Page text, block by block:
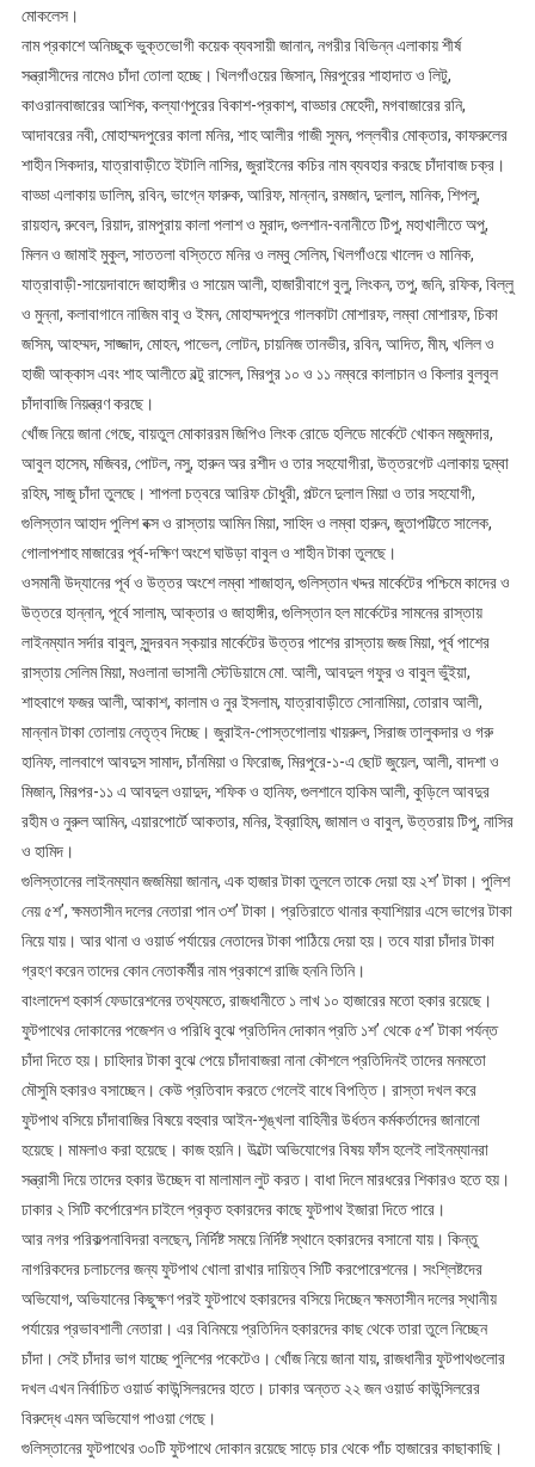
মোকলেস।
নাম প্রকাশে অনিচ্ছুক ভুক্তভোগী কয়েক ব্যবসায়ী জানান, নগরীর বিভিন্ন এলাকায় শীর্ষ
সন্ত্রাসীদের নামেও চাঁদা তোলা হচ্ছে। খিলগাঁওয়ের জিসান, মিরপুরের শাহাদাত ও লিটু,
কাওরানবাজারের আশিক, কল্যাণপুরের বিকাশ-প্রকাশ, বাড্ডার মেহেদী, মগবাজারের রনি,
আদাবরের নবী, মোহাম্মদপুরের কালা মনির, শাহ আলীর গাজী সুমন, পল্লবীর মোক্তার, কাফরুলের
শাহীন সিকদার, যাত্রাবাড়ীতে ইটালি নাসির, জুরাইনের কচির নাম ব্যবহার করছে চাঁদাবাজ চক্র।
বাড্ডা এলাকায় ডালিম, রবিন, ভাগ্নে ফারুক, আরিফ, মান্নান, রমজান, দুলাল, মানিক, শিপলু,
রায়হান, রুবেল, রিয়াদ, রামপুরায় কালা পলাশ ও মুরাদ, গুলশান-বনানীতে টিপু, মহাখালীতে অপু,
মিলন ও জামাই মুকুল, সাততলা বস্তিতে মনির ও লম্বু সেলিম, খিলগাঁওয়ে খালেদ ও মানিক,
যাত্রাবাড়ী-সায়েদাবাদে জাহাঙ্গীর ও সায়েম আলী, হাজারীবাগে বুলু, লিংকন, তপু, জনি, রফিক, বিল্লু
ও মুন্না, কলাবাগানে নাজিম বাবু ও ইমন, মোহাম্মদপুরে গালকাটা মোশারফ, লম্বা মোশারফ, চিকা
জসিম, আহম্মদ, সাজ্জাদ, মোহন, পাভেল, লোটন, চায়নিজ তানভীর, রবিন, আদিত, মীম, খলিল ও
হাজী আক্কাস এবং শাহ আলীতে বল্টু রাসেল, মিরপুর ১০ ও ১১ নম্বরে কালাচান ও কিলার বুলবুল
চাঁদাবাজি নিয়ন্ত্রণ করছে।
খোঁজ নিয়ে জানা গেছে, বায়তুল মোকাররম জিপিও লিংক রোডে হলিডে মার্কেটে খোকন মজুমদার,
আবুল হাসেম, মজিবর, পোটল, নসু, হারুন অর রশীদ ও তার সহযোগীরা, উত্তরগেট এলাকায় দুম্বা
রহিম, সাজু চাঁদা তুলছে। শাপলা চত্বরে আরিফ চৌধুরী, পল্টনে দুলাল মিয়া ও তার সহযোগী,
গুলিস্তান আহাদ পুলিশ বক্স ও রাস্তায় আমিন মিয়া, সাহিদ ও লম্বা হারুন, জুতাপট্টিতে সালেক,
গোলাপশাহ মাজারের পূর্ব-দক্ষিণ অংশে ঘাউড়া বাবুল ও শাহীন টাকা তুলছে।
ওসমানী উদ্যানের পূর্ব ও উত্তর অংশে লম্বা শাজাহান, গুলিস্তান খদ্দর মার্কেটের পশ্চিমে কাদের ও
উত্তরে হান্নান, পূর্বে সালাম, আক্তার ও জাহাঙ্গীর, গুলিস্তান হল মার্কেটের সামনের রাস্তায়
লাইনম্যান সর্দার বাবুল, সুন্দরবন স্কয়ার মার্কেটের উত্তর পাশের রাস্তায় জজ মিয়া, পূর্ব পাশের
রাস্তায় সেলিম মিয়া, মওলানা ভাসানী স্টেডিয়ামে মো. আলী, আবদুল গফুর ও বাবুল ভুঁইয়া,
শাহবাগে ফজর আলী, আকাশ, কালাম ও নুর ইসলাম, যাত্রাবাড়ীতে সোনামিয়া, তোরাব আলী,
মান্নান টাকা তোলায় নেতৃত্ব দিচ্ছে। জুরাইন-পোস্তগোলায় খায়রুল, সিরাজ তালুকদার ও গরু
হানিফ, লালবাগে আবদুস সামাদ, চাঁনমিয়া ও ফিরোজ, মিরপুরে-১-এ ছোট জুয়েল, আলী, বাদশা ও
মিজান, মিরপর-১১ এ আবদুল ওয়াদুদ, শফিক ও হানিফ, গুলশানে হাকিম আলী, কুড়িলে আবদুর
রহীম ও নুরুল আমিন, এয়ারপোর্টে আকতার, মনির, ইব্রাহিম, জামাল ও বাবুল, উত্তরায় টিপু, নাসির
ও হামিদ।
গুলিস্তানের লাইনম্যান জজমিয়া জানান, এক হাজার টাকা তুললে তাকে দেয়া হয় ২শ’ টাকা। পুলিশ
নেয় ৫শ’, ক্ষমতাসীন দলের নেতারা পান ৩শ’ টাকা। প্রতিরাতে থানার ক্যাশিয়ার এসে ভাগের টাকা
নিয়ে যায়। আর থানা ও ওয়ার্ড পর্যায়ের নেতাদের টাকা পাঠিয়ে দেয়া হয়। তবে যারা চাঁদার টাকা
গ্রহণ করেন তাদের কোন নেতাকর্মীর নাম প্রকাশে রাজি হননি তিনি।
বাংলাদেশ হকার্স ফেডারেশনের তথ্যমতে, রাজধানীতে ১ লাখ ১০ হাজারের মতো হকার রয়েছে।
ফুটপাথের দোকানের পজেশন ও পরিধি বুঝে প্রতিদিন দোকান প্রতি ১শ’ থেকে ৫শ’ টাকা পর্যন্ত
চাঁদা দিতে হয়। চাহিদার টাকা বুঝে পেয়ে চাঁদাবাজরা নানা কৌশলে প্রতিদিনই তাদের মনমতো
মৌসুমি হকারও বসাচ্ছেন। কেউ প্রতিবাদ করতে গেলেই বাধে বিপত্তি। রাস্তা দখল করে
ফুটপাথ বসিয়ে চাঁদাবাজির বিষয়ে বহুবার আইন-শৃঙ্খলা বাহিনীর উর্ধতন কর্মকর্তাদের জানানো
হয়েছে। মামলাও করা হয়েছে। কাজ হয়নি। উল্টো অভিযোগের বিষয় ফাঁস হলেই লাইনম্যানরা
সন্ত্রাসী দিয়ে তাদের হকার উচ্ছেদ বা মালামাল লুট করত। বাধা দিলে মারধরের শিকারও হতে হয়।
ঢাকার ২ সিটি কর্পোরেশন চাইলে প্রকৃত হকারদের কাছে ফুটপাথ ইজারা দিতে পারে।
আর নগর পরিকল্পনাবিদরা বলছেন, নির্দিষ্ট সময়ে নির্দিষ্ট স্থানে হকারদের বসানো যায়। কিন্তু
নাগরিকদের চলাচলের জন্য ফুটপাথ খোলা রাখার দায়িত্ব সিটি করপোরেশনের। সংশ্লিষ্টদের
অভিযোগ, অভিযানের কিছুক্ষণ পরই ফুটপাথে হকারদের বসিয়ে দিচ্ছেন ক্ষমতাসীন দলের স্থানীয়
পর্যায়ের প্রভাবশালী নেতারা। এর বিনিময়ে প্রতিদিন হকারদের কাছ থেকে তারা তুলে নিচ্ছেন
চাঁদা। সেই চাঁদার ভাগ যাচ্ছে পুলিশের পকেটেও। খোঁজ নিয়ে জানা যায়, রাজধানীর ফুটপাথগুলোর
দখল এখন নির্বাচিত ওয়ার্ড কাউন্সিলরদের হাতে। ঢাকার অন্তত ২২ জন ওয়ার্ড কাউন্সিলরের
বিরুদ্ধে এমন অভিযোগ পাওয়া গেছে।
গুলিস্তানের ফুটপাথের ৩০টি ফুটপাথে দোকান রয়েছে সাড়ে চার থেকে পাঁচ হাজারের কাছাকাছি।